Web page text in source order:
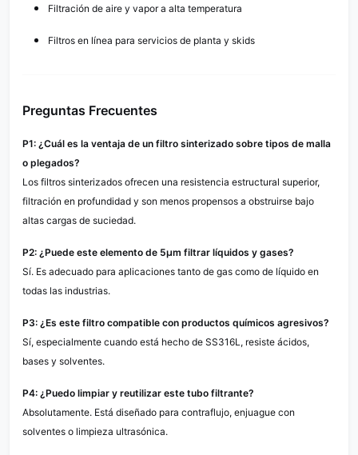
Filtración de aire y vapor a alta temperatura
Filtros en línea para servicios de planta y skids
Preguntas Frecuentes
P1: ¿Cuál es la ventaja de un filtro sinterizado sobre tipos de malla
o plegados?
Los filtros sinterizados ofrecen una resistencia estructural superior,
filtración en profundidad y son menos propensos a obstruirse bajo
altas cargas de suciedad.
P2: ¿Puede este elemento de 5µm filtrar líquidos y gases?
Sí. Es adecuado para aplicaciones tanto de gas como de líquido en
todas las industrias.
P3: ¿Es este filtro compatible con productos químicos agresivos?
Sí, especialmente cuando está hecho de SS316L, resiste ácidos,
bases y solventes.
P4: ¿Puedo limpiar y reutilizar este tubo filtrante?
Absolutamente. Está diseñado para contraflujo, enjuague con
solventes o limpieza ultrasónica.